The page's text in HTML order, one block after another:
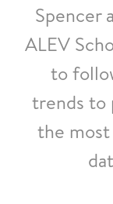
Spencer
ALEV
to
trends to
the